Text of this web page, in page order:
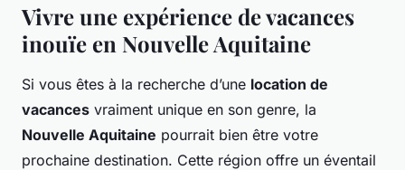
Vivre une expérience de vacances
inouïe en Nouvelle Aquitaine
Si vous êtes à la recherche d’une location de
vacances vraiment unique en son genre, la
Nouvelle Aquitaine pourrait bien être votre
prochaine destination. Cette région offre un éventail